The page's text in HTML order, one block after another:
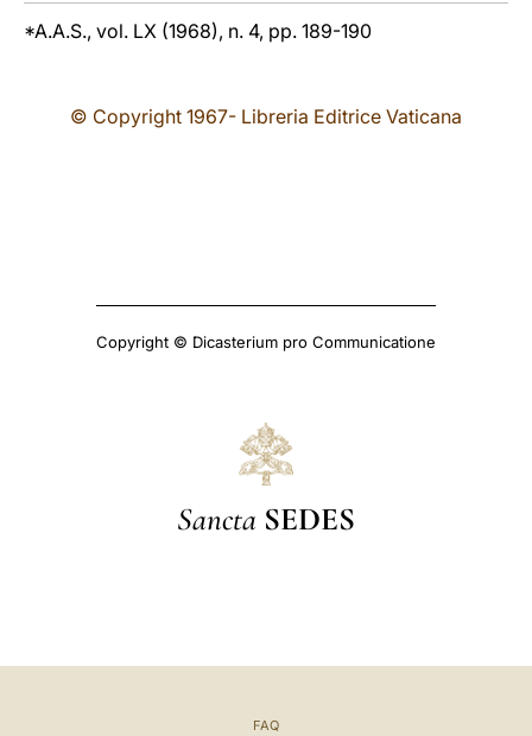
*A.A.S., vol. LX (1968), n. 4, pp. 189-190
© Copyright 1967- Libreria Editrice Vaticana
Copyright © Dicasterium pro Communicatione
Sancta SEDES
FAQ